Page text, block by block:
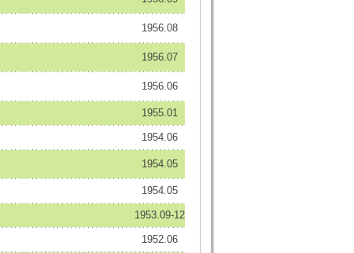
1956.08
1956.07
1956.06
1955.01
1954.06
1954.05
1954.05
1953.09-12
1952.06